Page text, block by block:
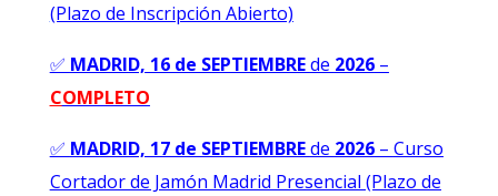
(Plazo de Inscripción Abierto)
✅ MADRID, 16 de SEPTIEMBREde 2026–
COMPLETO
✅ MADRID, 17 de SEPTIEMBREde 2026– Curso
Cortador de Jamón Madrid Presencial (Plazo de